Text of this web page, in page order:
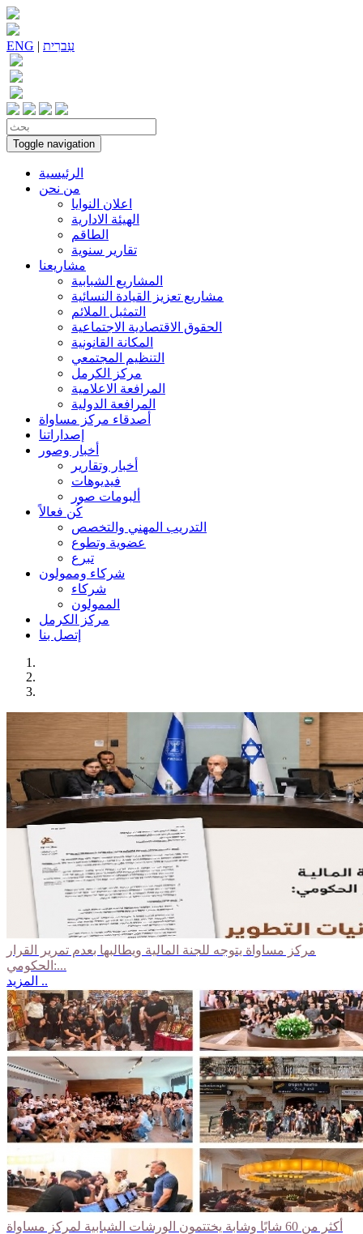
ENG | עִברִית
Toggle navigation
الرئيسية
من نحن
اعلان النوايا
الهيئة الادارية
الطاقم
تقارير سنوية
مشاريعنا
المشاريع الشبابية
مشاريع تعزيز القيادة النسائية
التمثيل الملائم
الحقوق الاقتصادية الاجتماعية
المكانة القانونية
التنظيم المجتمعي
مركز الكرمل
المرافعة الاعلامية
المرافعة الدولية
أصدقاء مركز مساواة
إصداراتنا
أخبار وصور
أخبار وتقارير
فيديوهات
ألبومات صور
كُن فعالاً
التدريب المهني والتخصص
عضوية وتطوع
تبرع
شركاء وممولون
شركاء
الممولون
مركز الكرمل
إتصل بنا
مركز مساواة يتوجه للجنة المالية ويطالبها بعدم تمرير القرار
الحكومي:...
المزيد ..
أكثر من 60 شابًا وشابة يختتمون الورشات الشبابية لمركز مساواة